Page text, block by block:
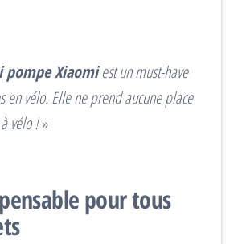
pompe Xiaomiest un must-have
en vélo. Elle ne prend aucune place
vélo !»
pour tous